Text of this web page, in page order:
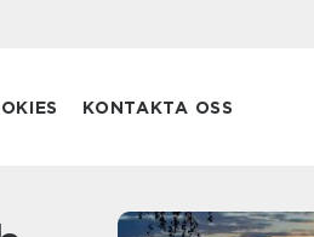
KONTAKTA OSS